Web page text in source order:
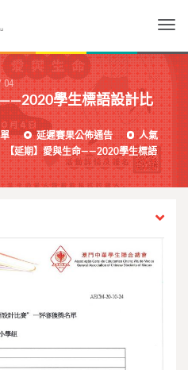
04
學生標語設計比
延遲賽果公佈通告
人氣
【延期】愛與生命——2020學生標語